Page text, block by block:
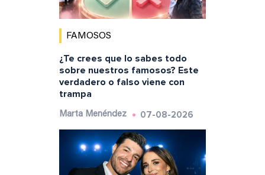
FAMOSOS
¿Te crees que lo sabes todo
sobre nuestros famosos? Este
verdadero o falso viene con
trampa
Marta Menéndez 07-08-2026